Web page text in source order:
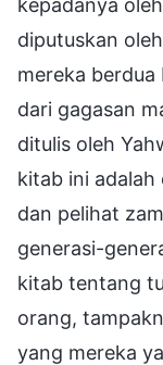
diputuskan
mereka berdua
dari gagasan
ditulis oleh
kitab ini adalah
dan pelihat
generasi-
kitab tentang
orang,
yang mereka